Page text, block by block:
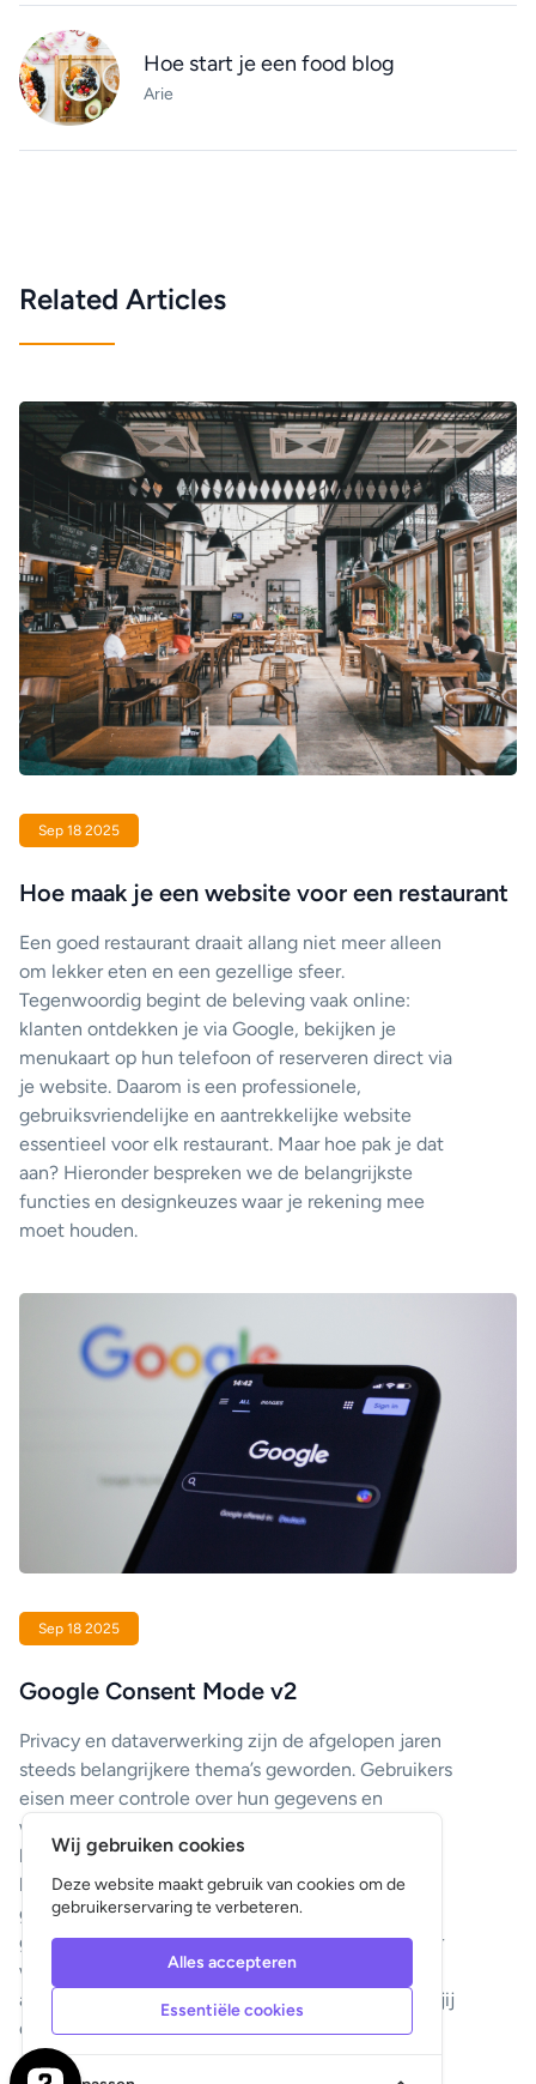
Hoe start je een food blog
Arie
Related Articles
Sep 18 2025
Hoe maak je een website voor een restaurant
Een goed restaurant draait allang niet meer alleen
om lekker eten en een gezellige sfeer.
Tegenwoordig begint de beleving vaak online:
klanten ontdekken je via Google, bekijken je
menukaart op hun telefoon of reserveren direct via
je website. Daarom is een professionele,
gebruiksvriendelijke en aantrekkelijke website
essentieel voor elk restaurant. Maar hoe pak je dat
aan? Hieronder bespreken we de belangrijkste
functies en designkeuzes waar je rekening mee
moet houden.
Sep 18 2025
Google Consent Mode v2
Privacy en dataverwerking zijn de afgelopen jaren
steeds belangrijkere thema’s geworden. Gebruikers
eisen meer controle over hun gegevens en
wetgeving, zoals de AVG (GDPR), verplicht
bedrijven transparant te zijn. Om organisaties te
helpen beter met toestemming en tracking om te
gaan, heeft Google Consent Mode v2
geïntroduceerd. Deze update verandert de manier
waarop websites omgaan met marketing- en
analysetools, en heeft directe gevolgen voor hoe jij
data verzamelt en campagnes optimaliseert.
Wij gebruiken cookies
Deze website maakt gebruik van cookies om de
gebruikerservaring te verbeteren.
Alles accepteren
Essentiële cookies